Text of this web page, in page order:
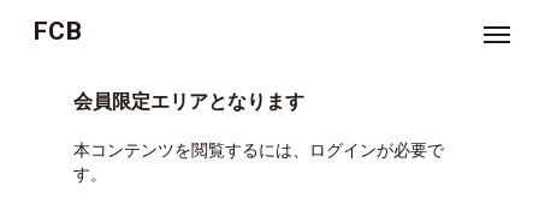
FCB
NEWS
TICKET
会員限定エリアとなります
本コンテンツを閲覧するには、ログインが必要で
す。